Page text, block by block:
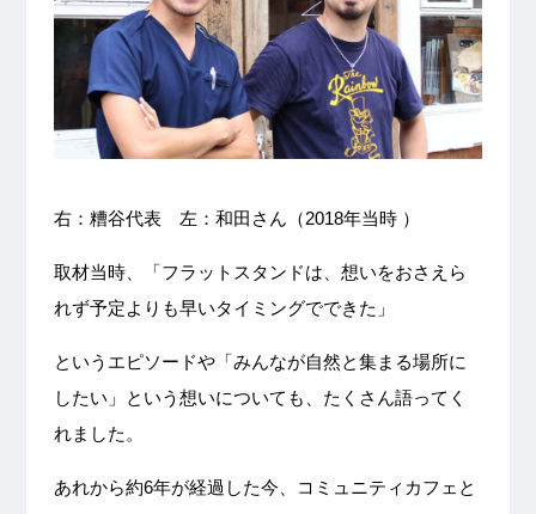
右：糟谷代表 左：和田さん（2018年当時 ）
取材当時、「フラットスタンドは、想いをおさえら
れず予定よりも早いタイミングでできた」
というエピソードや「みんなが自然と集まる場所に
したい」という想いについても、たくさん語ってく
れました。
あれから約6年が経過した今、コミュニティカフェと